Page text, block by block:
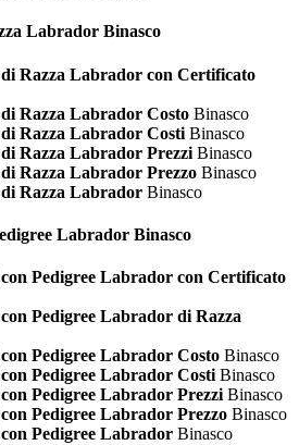
Labrador Binasco
Razza Labrador con Certificato
Razza Labrador Costo Binasco
Razza Labrador Costi Binasco
Razza Labrador Prezzi Binasco
Razza Labrador Prezzo Binasco
Razza Labrador Binasco
Labrador Binasco
Pedigree Labrador con Certificato
Pedigree Labrador di Razza
Pedigree Labrador Costo Binasco
Pedigree Labrador Costi Binasco
Pedigree Labrador Prezzi Binasco
Pedigree Labrador Prezzo Binasco
Pedigree Labrador Binasco